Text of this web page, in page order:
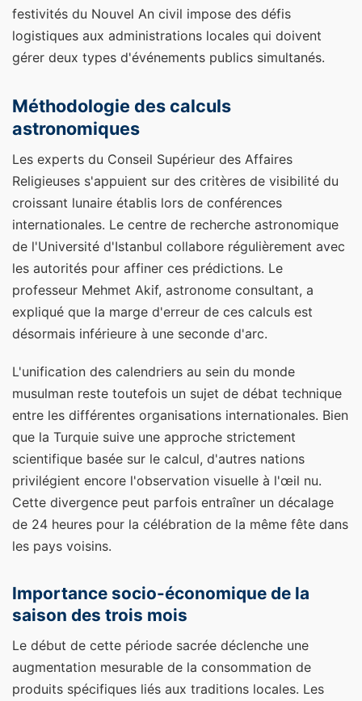
festivités du Nouvel An civil impose des défis
logistiques aux administrations locales qui doivent
gérer deux types d'événements publics simultanés.
Méthodologie des calculs
astronomiques
Les experts du Conseil Supérieur des Affaires
Religieuses s'appuient sur des critères de visibilité du
croissant lunaire établis lors de conférences
internationales. Le centre de recherche astronomique
de l'Université d'Istanbul collabore régulièrement avec
les autorités pour affiner ces prédictions. Le
professeur Mehmet Akif, astronome consultant, a
expliqué que la marge d'erreur de ces calculs est
désormais inférieure à une seconde d'arc.
L'unification des calendriers au sein du monde
musulman reste toutefois un sujet de débat technique
entre les différentes organisations internationales. Bien
que la Turquie suive une approche strictement
scientifique basée sur le calcul, d'autres nations
privilégient encore l'observation visuelle à l'œil nu.
Cette divergence peut parfois entraîner un décalage
de 24 heures pour la célébration de la même fête dans
les pays voisins.
Importance socio-économique de la
saison des trois mois
Le début de cette période sacrée déclenche une
augmentation mesurable de la consommation de
produits spécifiques liés aux traditions locales. Les